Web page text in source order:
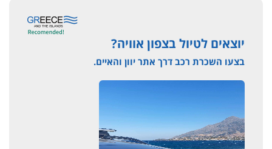
יוצאים לטיול בצפון אוויה?
בצעו השכרת רכב דרך אתר יוון והאיים.